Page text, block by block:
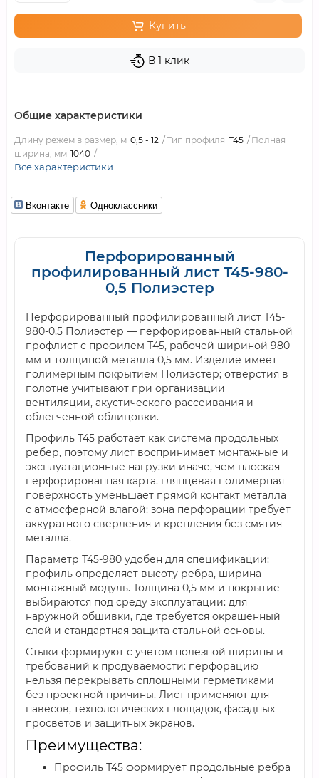
Купить
В 1 клик
Общие характеристики
Длину режем в размер, м 0,5 - 12 Тип профиля Т45
Полная
ширина, мм 1040
Все характеристики
Вконтакте Одноклассники
Перфорированный
профилированный лист Т45-980-
0,5 Полиэстер
Перфорированный профилированный лист Т45-
980-0,5 Полиэстер — перфорированный стальной
профлист с профилем Т45, рабочей шириной 980
мм и толщиной металла 0,5 мм. Изделие имеет
полимерным покрытием Полиэстер; отверстия в
полотне учитывают при организации
вентиляции, акустического рассеивания и
облегченной облицовки.
Профиль Т45 работает как система продольных
ребер, поэтому лист воспринимает монтажные и
эксплуатационные нагрузки иначе, чем плоская
перфорированная карта. глянцевая полимерная
поверхность уменьшает прямой контакт металла
с атмосферной влагой; зона перфорации требует
аккуратного сверления и крепления без смятия
металла.
Параметр Т45-980 удобен для спецификации:
профиль определяет высоту ребра, ширина —
монтажный модуль. Толщина 0,5 мм и покрытие
выбираются под среду эксплуатации: для
наружной обшивки, где требуется окрашенный
слой и стандартная защита стальной основы.
Стыки формируют с учетом полезной ширины и
требований к продуваемости: перфорацию
нельзя перекрывать сплошными герметиками
без проектной причины. Лист применяют для
навесов, технологических площадок, фасадных
просветов и защитных экранов.
Преимущества:
Профиль Т45 формирует продольные ребра